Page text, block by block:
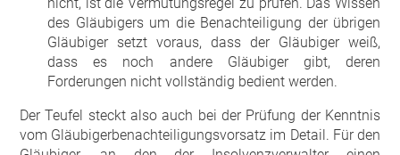
des Gläubigers um die Benachteiligung der übrigen
Gläubiger setzt voraus, dass der Gläubiger weiß,
dass es noch andere Gläubiger gibt, deren
Forderungen nicht vollständig bedient werden.
Der Teufel steckt also auch bei der Prüfung der Kenntnis
vom Gläubigerbenachteiligungsvorsatz im Detail. Für den